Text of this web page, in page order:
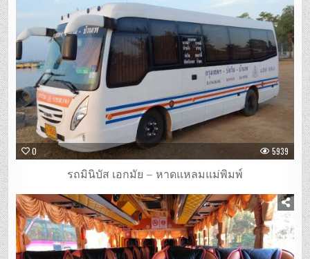
0 5939
รถมินิบัส เอกมัย – หาดแหลมแม่พิมพ์